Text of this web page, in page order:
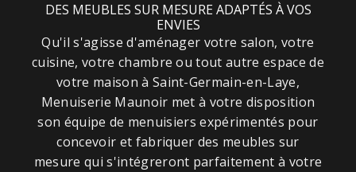
DES MEUBLES SUR MESURE ADAPTÉS À VOS
ENVIES
Qu'il s'agisse d'aménager votre salon, votre
cuisine, votre chambre ou tout autre espace de
votre maison à Saint-Germain-en-Laye,
Menuiserie Maunoir met à votre disposition
son équipe de menuisiers expérimentés pour
concevoir et fabriquer des meubles sur
mesure qui s'intégreront parfaitement à votre